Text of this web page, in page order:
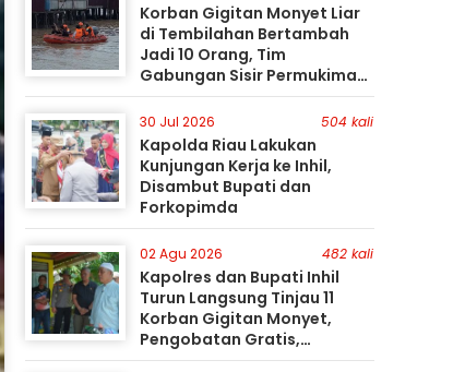
Korban Gigitan Monyet Liar
di Tembilahan Bertambah
Jadi 10 Orang, Tim
Gabungan Sisir Permukiman
Gunakan Perahu Karet
30 Jul 2026 504 kali
Kapolda Riau Lakukan
Kunjungan Kerja ke Inhil,
Disambut Bupati dan
Forkopimda
02 Agu 2026 482 kali
Kapolres dan Bupati Inhil
Turun Langsung Tinjau 11
Korban Gigitan Monyet,
Pengobatan Gratis,
Perburuan Terus Berlanjut